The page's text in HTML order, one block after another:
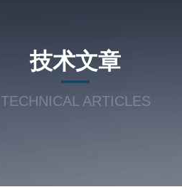
技术文章
TECHNICAL ARTICLES